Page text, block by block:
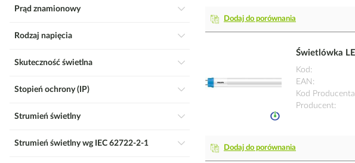
Dodaj do porównania
Świetlówka
Kod
EAN
Kod Producenta
Producent
Dodaj do porównania
Prąd znamionowy
Rodzaj napięcia
Skuteczność świetlna
Stopień ochrony (IP)
Strumień świetlny
Strumień świetlny wg IEC 62722-2-1